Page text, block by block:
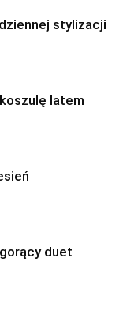
stylizacji
latem
duet